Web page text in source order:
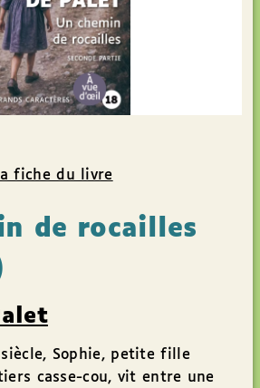
fiche du livre
de rocailles
siècle, Sophie, petite fille
casse-cou, vit entre une